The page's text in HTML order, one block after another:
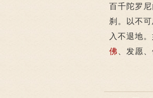
百千陀罗
刹。以不
入不退地
佛
、发愿